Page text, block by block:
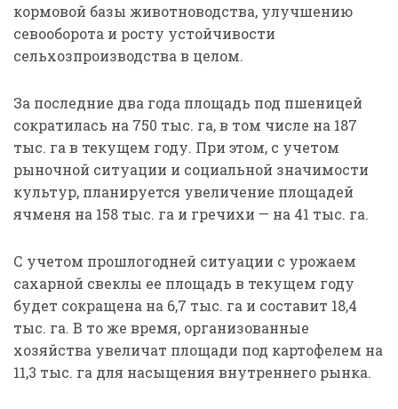
кормовой базы животноводства, улучшению
севооборота и росту устойчивости
сельхозпроизводства в целом.
За последние два года площадь под пшеницей
сократилась на 750 тыс. га, в том числе на 187
тыс. га в текущем году. При этом, с учетом
рыночной ситуации и социальной значимости
культур, планируется увеличение площадей
ячменя на 158 тыс. га и гречихи — на 41 тыс. га.
С учетом прошлогодней ситуации с урожаем
сахарной свеклы ее площадь в текущем году
будет сокращена на 6,7 тыс. га и составит 18,4
тыс. га. В то же время, организованные
хозяйства увеличат площади под картофелем на
11,3 тыс. га для насыщения внутреннего рынка.